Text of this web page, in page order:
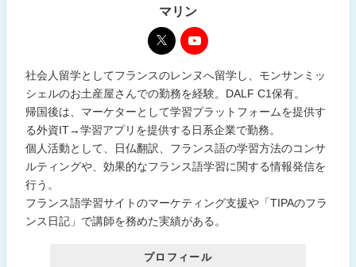
マリン
社会人留学としてフランスのレンヌへ留学し、モンサンミッ
シェルのお土産屋さんでの勤務を経験。DALF C1保有。
帰国後は、マーケターとして学習プラットフォームを提供す
る外資IT→学習アプリを提供する日系企業で勤務。
個人活動として、日仏翻訳、フランス語の学習方法のコンサ
ルティングや、効果的なフランス語学習に関する情報発信を
行う。
フランス語学習サイトのマーケティング支援や「TIPAのフラ
ンス日記」で講師を務めた実績がある。
プロフィール